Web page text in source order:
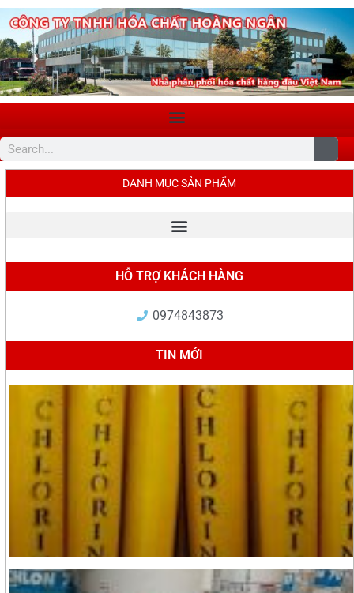
DANH MỤC SẢN PHẨM
HỖ TRỢ KHÁCH HÀNG
0974843873
TIN MỚI